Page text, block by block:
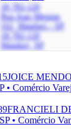
18.782-120
Rua Joao Messias,
162, Manduri - SP,
18.782-120
Manduri, SP
JOICE
• Comércio
FRANCIELI
• Comércio